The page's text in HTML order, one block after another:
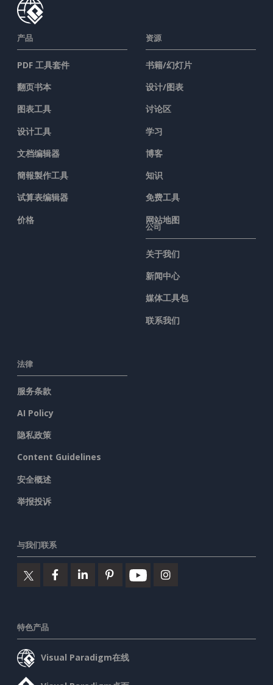
产品
PDF 工具套件
翻页书本
图表工具
设计工具
文档编辑器
簡報製作工具
试算表编辑器
价格
资源
书籍/幻灯片
设计/图表
讨论区
学习
博客
知识
免费工具
网站地图
公司
关于我们
新闻中心
媒体工具包
联系我们
法律
服务条款
AI Policy
隐私政策
Content Guidelines
安全概述
举报投诉
与我们联系
特色产品
Visual Paradigm在线